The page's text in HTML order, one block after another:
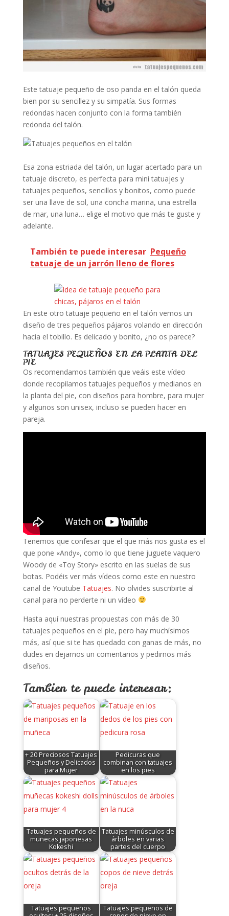
Este tatuaje pequeño de oso panda en el talón queda
bien por su sencillez y su simpatía. Sus formas
redondas hacen conjunto con la forma también
redonda del talón.
Esa zona estriada del talón, un lugar acertado para un
tatuaje discreto, es perfecta para mini tatuajes y
tatuajes pequeños, sencillos y bonitos, como puede
ser una llave de sol, una concha marina, una estrella
de mar, una luna… elige el motivo que más te guste y
adelante.
También te puede interesar Pequeño
tatuaje de un jarrón lleno de flores
En este otro tatuaje pequeño en el talón vemos un
diseño de tres pequeños pájaros volando en dirección
hacia el tobillo. Es delicado y bonito, ¿no os parece?
TATUAJES PEQUEÑOS EN LA PLANTA DEL
PIE
Os recomendamos también que veáis este vídeo
donde recopilamos tatuajes pequeños y medianos en
la planta del pie, con diseños para hombre, para mujer
y algunos son unisex, incluso se pueden hacer en
pareja.
Tenemos que confesar que el que más nos gusta es el
que pone «Andy», como lo que tiene juguete vaquero
Woody de «Toy Story» escrito en las suelas de sus
botas. Podéis ver más vídeos como este en nuestro
canal de Youtube Tatuajes. No olvides suscribirte al
canal para no perderte ni un vídeo
Hasta aquí nuestras propuestas con más de 30
tatuajes pequeños en el pie, pero hay muchísimos
más, así que si te has quedado con ganas de más, no
dudes en dejarnos un comentarios y pedirnos más
diseños.
Tambien te puede interesar:
+ 20 Preciosos Tatuajes
Pequeños y Delicados
para Mujer
Pedicuras que
combinan con tatuajes
en los pies
Tatuajes pequeños de
muñecas japonesas
Kokeshi
Tatuajes minúsculos de
árboles en varias
partes del cuerpo
Tatuajes pequeños
Tatuajes pequeños de